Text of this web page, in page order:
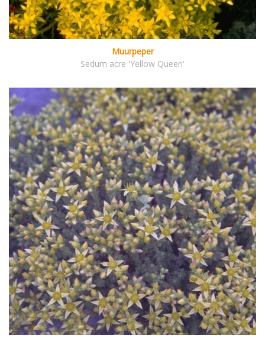
Muurpeper
Sedum acre 'Yellow Queen'